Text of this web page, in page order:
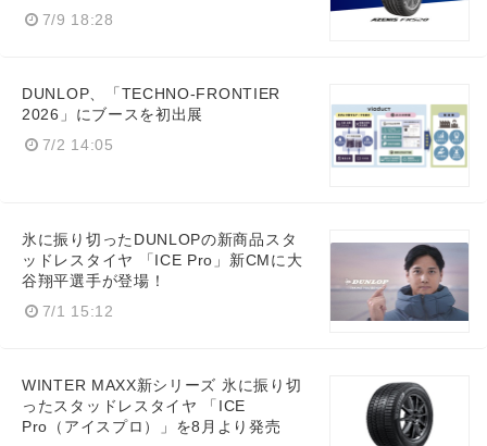
7/9 18:28
DUNLOP、「TECHNO-FRONTIER
2026」にブースを初出展
7/2 14:05
氷に振り切ったDUNLOPの新商品スタ
ッドレスタイヤ 「ICE Pro」新CMに大
谷翔平選手が登場！
7/1 15:12
WINTER MAXX新シリーズ 氷に振り切
ったスタッドレスタイヤ 「ICE
Pro（アイスプロ）」を8月より発売